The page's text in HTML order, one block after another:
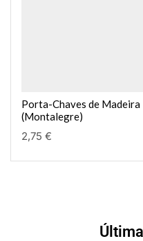
Porta-Chaves de Madeira
(Montalegre)
2,75 €